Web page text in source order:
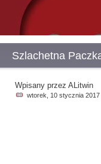
Szlachetna
Wpisany przez ALitwin
wtorek, 10 stycznia 2017